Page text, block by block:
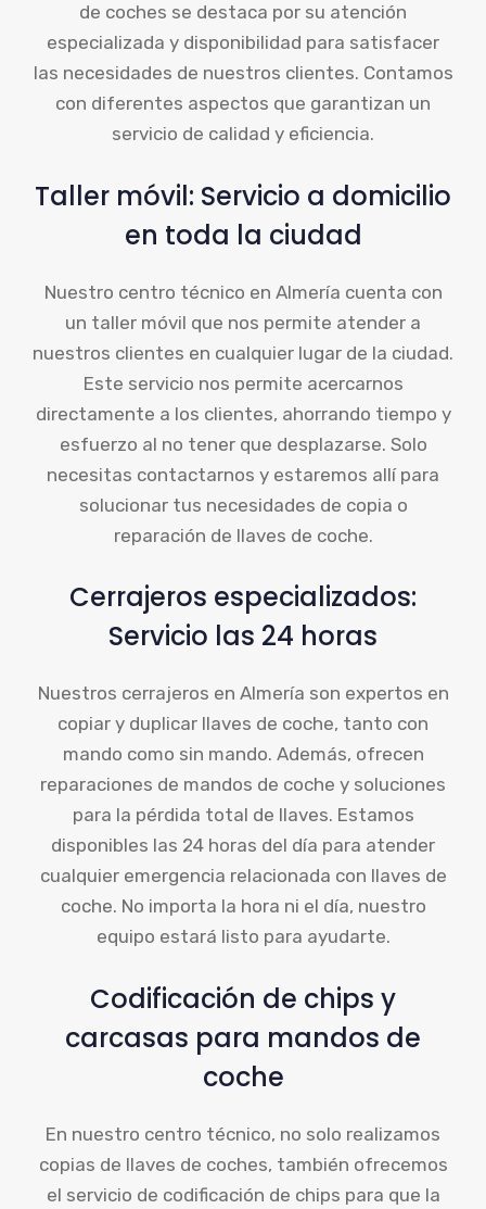
de coches se destaca por su atención
especializada y disponibilidad para satisfacer
las necesidades de nuestros clientes. Contamos
con diferentes aspectos que garantizan un
servicio de calidad y eficiencia.
Taller móvil: Servicio a domicilio
en toda la ciudad
Nuestro centro técnico en Almería cuenta con
un taller móvil que nos permite atender a
nuestros clientes en cualquier lugar de la ciudad.
Este servicio nos permite acercarnos
directamente a los clientes, ahorrando tiempo y
esfuerzo al no tener que desplazarse. Solo
necesitas contactarnos y estaremos allí para
solucionar tus necesidades de copia o
reparación de llaves de coche.
Cerrajeros especializados:
Servicio las 24 horas
Nuestros cerrajeros en Almería son expertos en
copiar y duplicar llaves de coche, tanto con
mando como sin mando. Además, ofrecen
reparaciones de mandos de coche y soluciones
para la pérdida total de llaves. Estamos
disponibles las 24 horas del día para atender
cualquier emergencia relacionada con llaves de
coche. No importa la hora ni el día, nuestro
equipo estará listo para ayudarte.
Codificación de chips y
carcasas para mandos de
coche
En nuestro centro técnico, no solo realizamos
copias de llaves de coches, también ofrecemos
el servicio de codificación de chips para que la